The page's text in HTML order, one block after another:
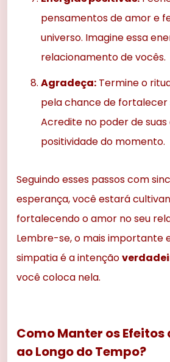
pensamentos de amor e
universo. Imagine essa
relacionamento de vocês.
Agradeça: Termine o
pela chance de fortalecer
Acredite no poder de suas
positividade do momento.
Seguindo esses passos com
esperança, você estará
fortalecendo o amor no seu
Lembre-se, o mais importante
simpatia é a intenção
você coloca nela.
Como Manter os
ao Longo do Tempo?